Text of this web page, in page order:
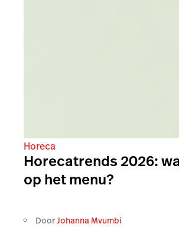
Horeca
Horecatrends 2026:
op het menu?
DoorJohanna Mvumbi